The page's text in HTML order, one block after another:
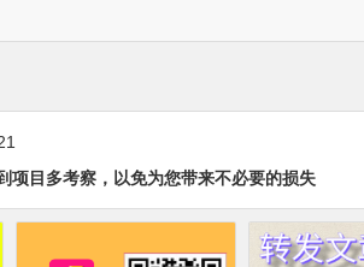
项目多考察，以免为您带来不必要的损失